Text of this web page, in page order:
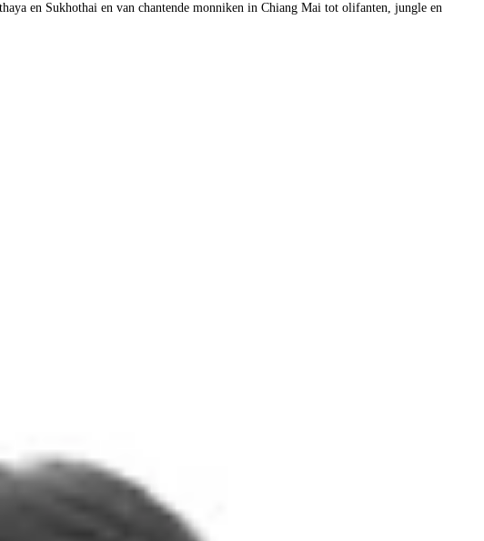
en Sukhothai en van chantende monniken in Chiang Mai tot olifanten, jungle en